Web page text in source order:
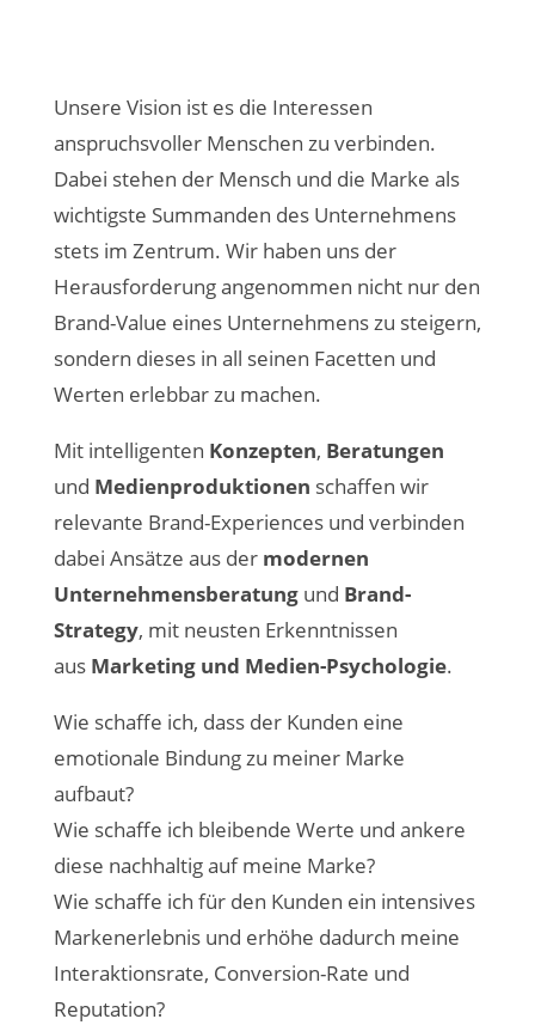
Unsere Vision ist es die Interessen
anspruchsvoller Menschen zu verbinden.
Dabei stehen der Mensch und die Marke als
wichtigste Summanden des Unternehmens
stets im Zentrum. Wir haben uns der
Herausforderung angenommen nicht nur den
Brand-Value eines Unternehmens zu steigern,
sondern dieses in all seinen Facetten und
Werten erlebbar zu machen.
Mit intelligenten Konzepten, Beratungen
und Medienproduktionen schaffen wir
relevante Brand-Experiences und verbinden
dabei Ansätze aus der modernen
Unternehmensberatungund Brand-
Strategy, mit neusten Erkenntnissen
aus Marketing und Medien-Psychologie.
Wie schaffe ich, dass der Kunden eine
emotionale Bindung zu meiner Marke
aufbaut?
Wie schaffe ich bleibende Werte und ankere
diese nachhaltig auf meine Marke?
Wie schaffe ich für den Kunden ein intensives
Markenerlebnis und erhöhe dadurch meine
Interaktionsrate, Conversion-Rate und
Reputation?